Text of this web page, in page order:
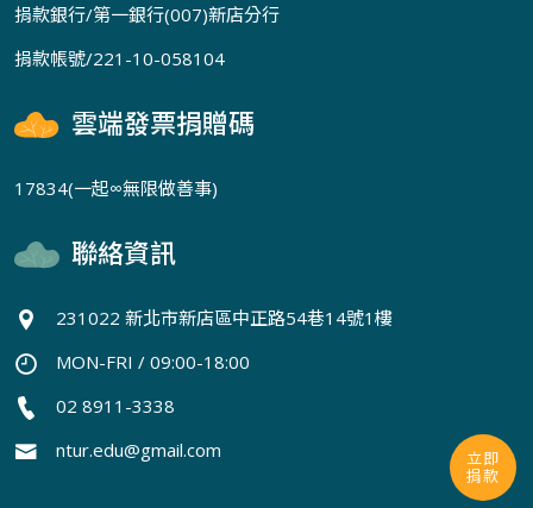
立即
捐款
捐款銀行/第一銀行(007)新店分行
捐款帳號/221-10-058104
雲端發票捐贈碼
17834(一起∞無限做善事)
聯絡資訊
231022 新北市新店區中正路54巷14號1樓
MON-FRI / 09:00-18:00
02 8911-3338
ntur.edu@gmail.com